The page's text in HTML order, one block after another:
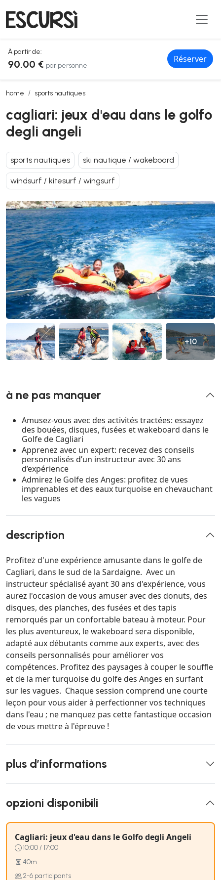
À partir de:
90,00 € par personne
Réserver
home sports nautiques
cagliari: jeux d'eau dans le golfo degli angeli
cagliari: jeux d'eau dans le golfo
degli angeli
sports nautiques ski nautique / wakeboard
windsurf / kitesurf / wingsurf
+10
à ne pas manquer
Amusez-vous avec des activités tractées: essayez
des bouées, disques, fusées et wakeboard dans le
Golfe de Cagliari
Apprenez avec un expert: recevez des conseils
personnalisés d’un instructeur avec 30 ans
d’expérience
Admirez le Golfe des Anges: profitez de vues
imprenables et des eaux turquoise en chevauchant
les vagues
description
Profitez d'une expérience amusante dans le golfe de
Cagliari, dans le sud de la Sardaigne. Avec un
instructeur spécialisé ayant 30 ans d'expérience, vous
aurez l'occasion de vous amuser avec des donuts, des
disques, des planches, des fusées et des tapis
remorqués par un confortable bateau à moteur. Pour
les plus aventureux, le wakeboard sera disponible,
adapté aux débutants comme aux experts, avec des
conseils personnalisés pour améliorer vos
compétences. Profitez des paysages à couper le souffle
et de la mer turquoise du golfe des Anges en surfant
sur les vagues. Chaque session comprend une courte
leçon pour vous aider à perfectionner vos techniques
dans l'eau ; ne manquez pas cette fantastique occasion
de vous mettre à l'épreuve !
plus d’informations
opzioni disponibili
Cagliari: jeux d'eau dans le Golfo degli Angeli
10:00 / 17:00
40m
2-6 participants